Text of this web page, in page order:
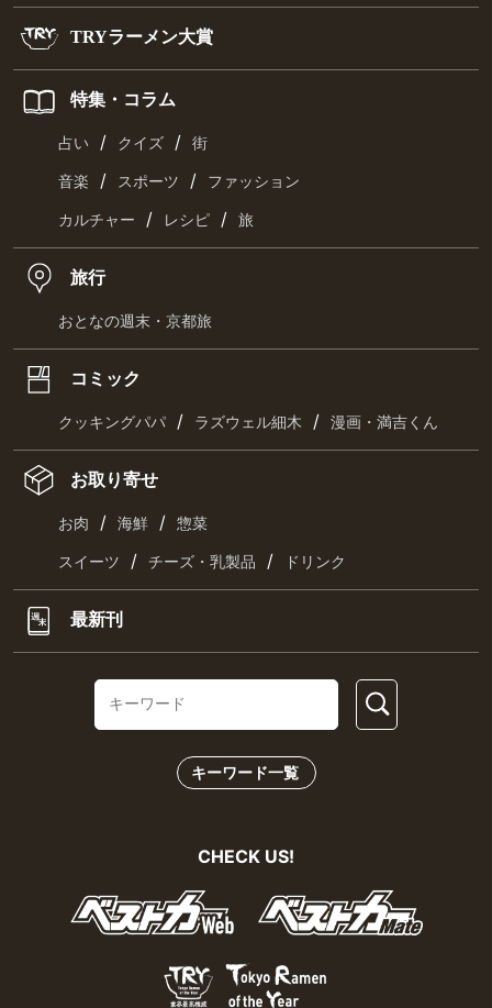
TRYラーメン大賞
特集・コラム
占い / クイズ / 街
音楽 / スポーツ / ファッション
カルチャー / レシピ / 旅
旅行
おとなの週末・京都旅
コミック
クッキングパパ / ラズウェル細木 / 漫画・満吉くん
お取り寄せ
お肉 / 海鮮 / 惣菜
スイーツ / チーズ・乳製品 / ドリンク
最新刊
キーワード一覧
CHECK US!